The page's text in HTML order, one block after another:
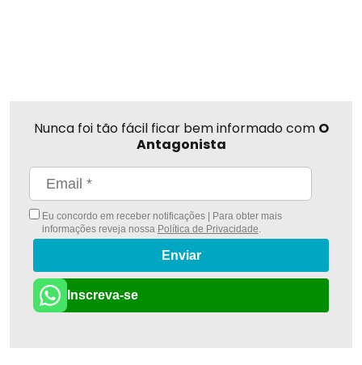
Nunca foi tão fácil ficar bem informado com O
Antagonista
Eu concordo em receber notificações | Para obter mais
informações reveja nossa Política de Privacidade.
Enviar
Inscreva-se